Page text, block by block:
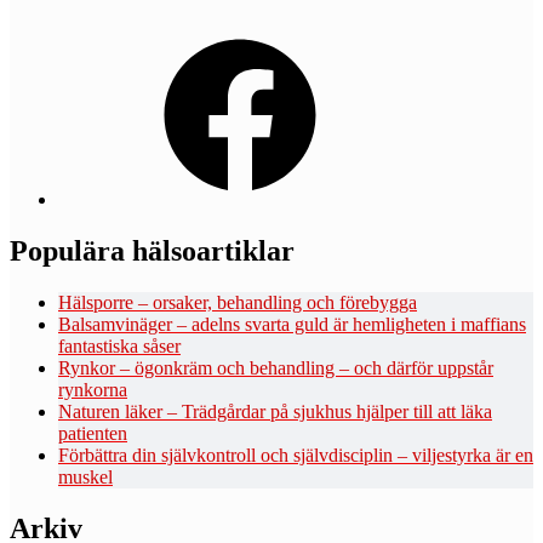
Populära hälsoartiklar
Hälsporre – orsaker, behandling och förebygga
Balsamvinäger – adelns svarta guld är hemligheten i maffians
fantastiska såser
Rynkor – ögonkräm och behandling – och därför uppstår
rynkorna
Naturen läker – Trädgårdar på sjukhus hjälper till att läka
patienten
Förbättra din självkontroll och självdisciplin – viljestyrka är en
muskel
Arkiv